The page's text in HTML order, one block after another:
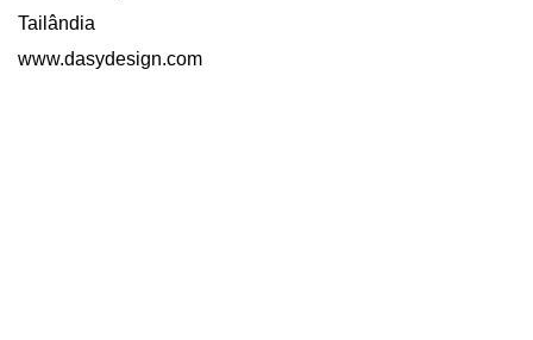
Tailândia
www.dasydesign.com